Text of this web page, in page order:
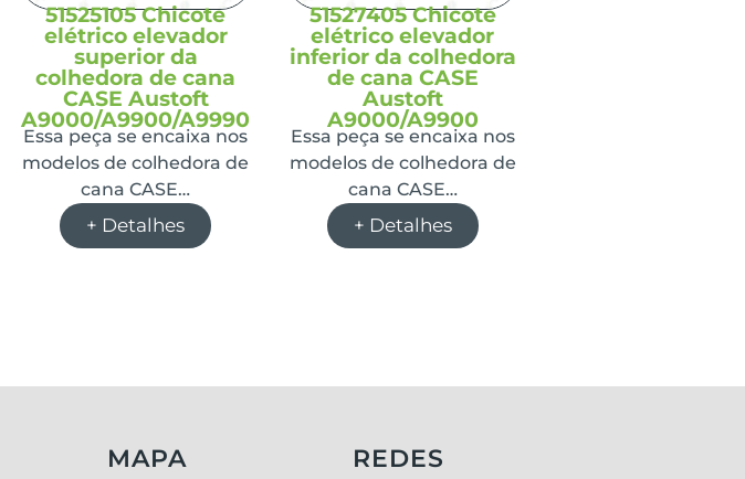
51525105 Chicote
elétrico elevador
superior da
colhedora de cana
CASE Austoft
A9000/A9900/A9990
Essa peça se encaixa nos
modelos de colhedora de
cana CASE…
+ Detalhes
51527405 Chicote
elétrico elevador
inferior da colhedora
de cana CASE
Austoft
A9000/A9900
Essa peça se encaixa nos
modelos de colhedora de
cana CASE…
+ Detalhes
MAPA
REDES